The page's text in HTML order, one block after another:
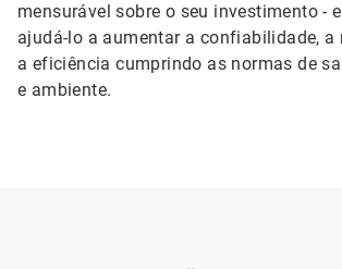
mensurável sobre o seu investimento -
ajudá-lo a aumentar a confiabilidade, a
a eficiência cumprindo as normas de
e ambiente.